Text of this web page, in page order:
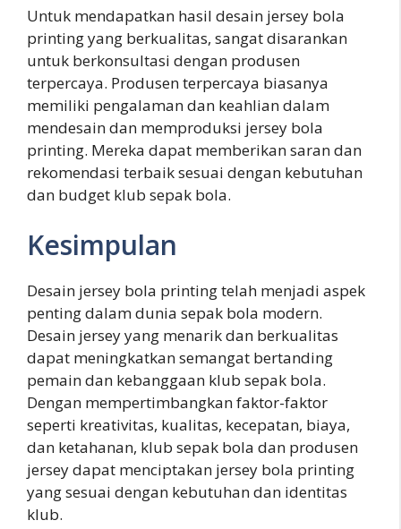
Untuk mendapatkan hasil desain jersey bola
printing yang berkualitas, sangat disarankan
untuk berkonsultasi dengan produsen
terpercaya. Produsen terpercaya biasanya
memiliki pengalaman dan keahlian dalam
mendesain dan memproduksi jersey bola
printing. Mereka dapat memberikan saran dan
rekomendasi terbaik sesuai dengan kebutuhan
dan budget klub sepak bola.
Kesimpulan
Desain jersey bola printing telah menjadi aspek
penting dalam dunia sepak bola modern.
Desain jersey yang menarik dan berkualitas
dapat meningkatkan semangat bertanding
pemain dan kebanggaan klub sepak bola.
Dengan mempertimbangkan faktor-faktor
seperti kreativitas, kualitas, kecepatan, biaya,
dan ketahanan, klub sepak bola dan produsen
jersey dapat menciptakan jersey bola printing
yang sesuai dengan kebutuhan dan identitas
klub.